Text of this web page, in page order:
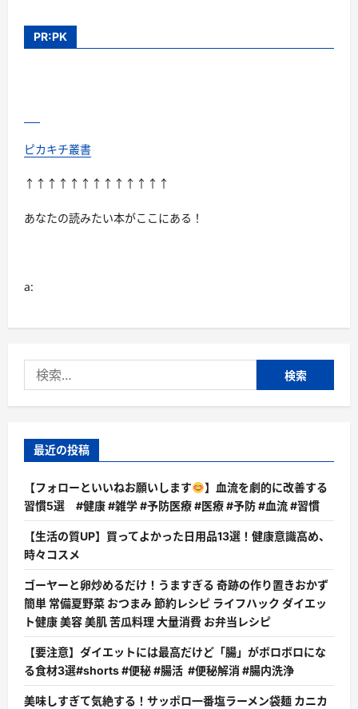
PR:PK
ピカキチ叢書
↑↑↑↑↑↑↑↑↑↑↑↑↑
あなたの読みたい本がここにある！
a:
索:
最近の投稿
【フォローといいねお願いします
】血流を劇的に改善する
習慣5選 #健康 #雑学 #予防医療 #医療 #予防 #血流 #習慣
【生活の質UP】買ってよかった日用品13選！健康意識高め、
時々コスメ
ゴーヤーと卵炒めるだけ！うますぎる 奇跡の作り置きおかず
簡単 常備夏野菜 おつまみ 節約レシピ ライフハック ダイエッ
ト健康 美容 美肌 苦瓜料理 大量消費 お弁当レシピ
【要注意】ダイエットには最高だけど「腸」がボロボロにな
る食材3選#shorts #便秘 #腸活 #便秘解消 #腸内洗浄
美味しすぎて気絶する！サッポロ一番塩ラーメン袋麺 カニカ